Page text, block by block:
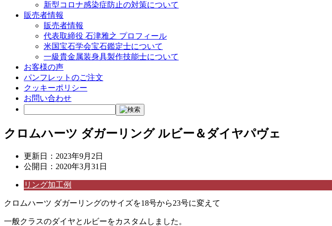
新型コロナ感染症防止の対策について
販売者情報
販売者情報
代表取締役 石津雅之 プロフィール
米国宝石学会宝石鑑定士について
一級貴金属装身具製作技能士について
お客様の声
パンフレットのご注文
クッキーポリシー
お問い合わせ
クロムハーツ ダガーリング ルビー＆ダイヤパヴェ
更新日： 2023年9月2日
公開日： 2020年3月31日
リング加工例
クロムハーツ ダガーリングのサイズを18号から23号に変えて
一般クラスのダイヤとルビーをカスタムしました。